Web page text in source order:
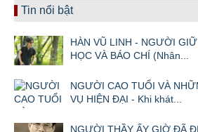
Tin nổi bật
HÀN VŨ LINH - NGƯỜI
HỌC VÀ BÁO CHÍ (Nhân...
NGƯỜI CAO TUỔI VÀ
VỤ HIỆN ĐẠI - Khi khát...
NGƯỜI THẦY ẤY GIỜ ĐÃ